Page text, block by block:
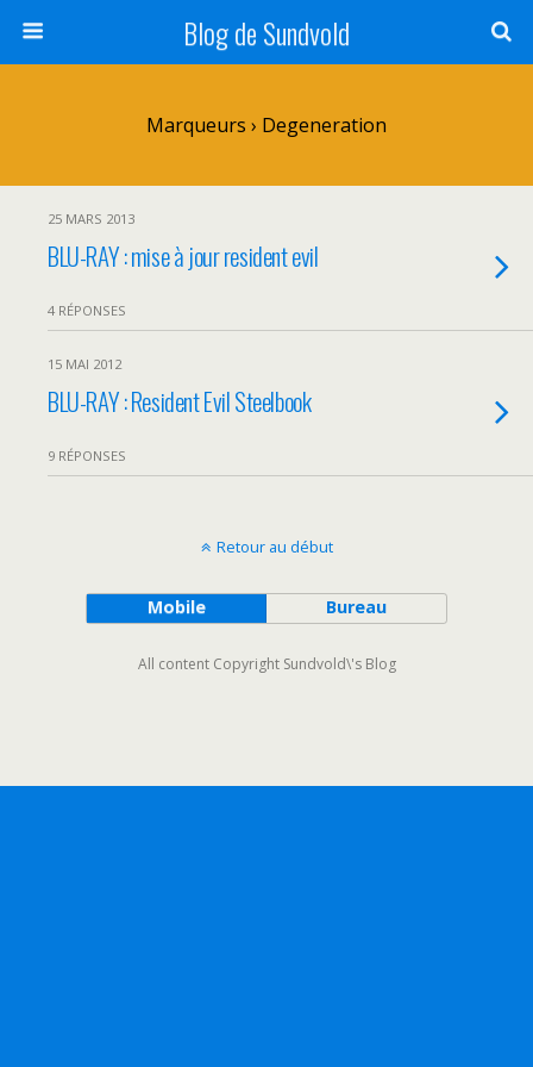
Blog de Sundvold
Marqueurs › Degeneration
25 MARS 2013
BLU-RAY : mise à jour resident evil
4 RÉPONSES
15 MAI 2012
BLU-RAY : Resident Evil Steelbook
9 RÉPONSES
Retour au début
Mobile Bureau
All content Copyright Sundvold\'s Blog